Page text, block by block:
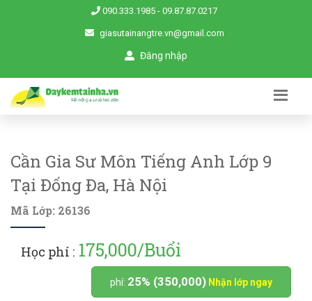
090.333.1985 - 09.87.87.0217
giasutainangtre.vn@gmail.com
Đăng nhập
Cần Gia Sư Môn Tiếng Anh Lớp 9
Tại Đống Đa, Hà Nội
Mã Lớp: 26136
Học phí : 175,000/Buổi
phí: 25% (350,000) Nhận lớp ngay